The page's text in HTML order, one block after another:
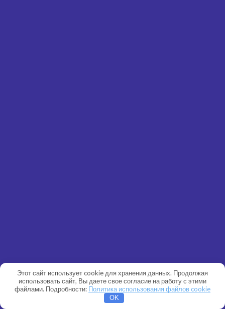
Этот сайт использует cookie для хранения данных. Продолжая
использовать сайт, Вы даете свое согласие на работу с этими
файлами. Подробности: Политика использования файлов cookie
OK